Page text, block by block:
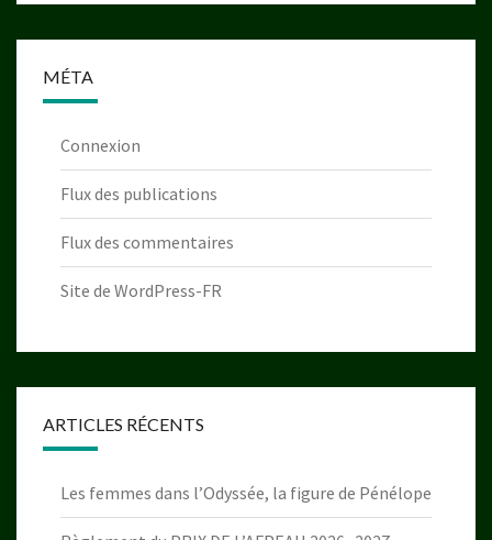
MÉTA
Connexion
Flux des publications
Flux des commentaires
Site de WordPress-FR
ARTICLES RÉCENTS
Les femmes dans l’Odyssée, la figure de Pénélope